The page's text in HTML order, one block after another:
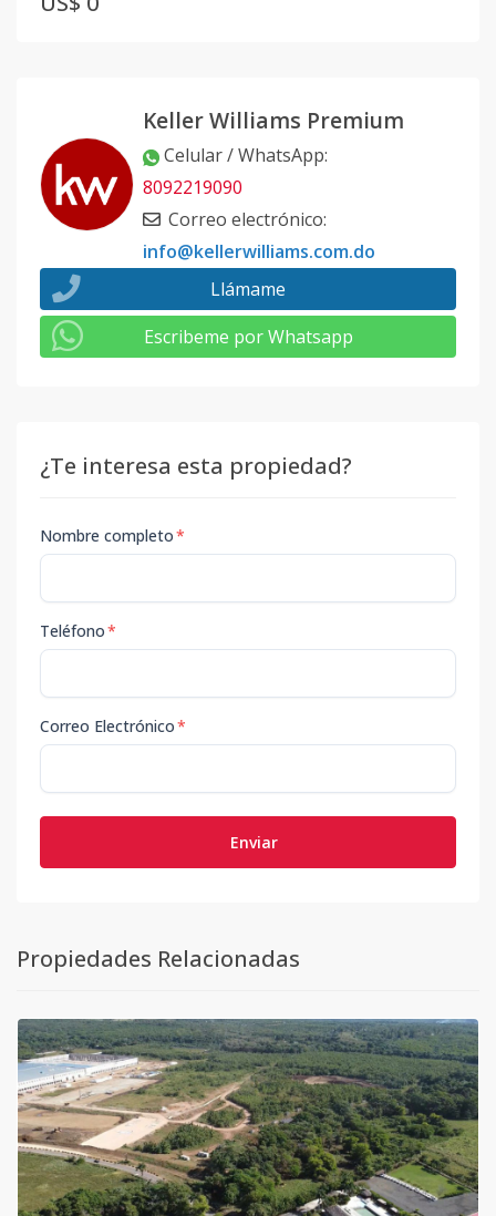
Keller Williams Premium
Celular / WhatsApp:
8092219090
Correo electrónico:
info@kellerwilliams.com.do
Llámame
Escribeme por Whatsapp
¿Te interesa esta propiedad?
Nombre completo*
Teléfono*
Correo Electrónico*
Enviar
Propiedades Relacionadas